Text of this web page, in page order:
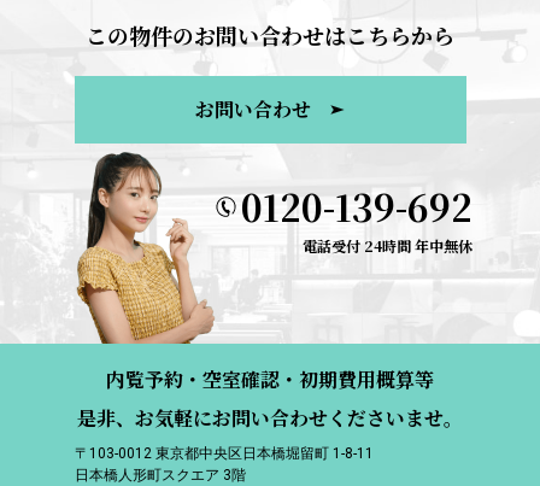
この物件のお問い合わせはこちらから
お問い合わせ
0120-139-692
電話受付 24時間 年中無休
内覧予約・空室確認・初期費用概算等
是非、お気軽にお問い合わせくださいませ。
〒103-0012 東京都中央区日本橋堀留町 1-8-11
日本橋人形町スクエア 3階